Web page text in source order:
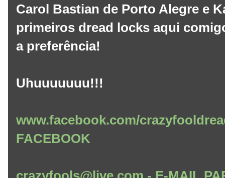
Carol Bastian de Porto Alegre e
primeiros dread locks aqui
a preferência!
Uhuuuuuuu!!!
www.facebook.com/
FACEBOOK